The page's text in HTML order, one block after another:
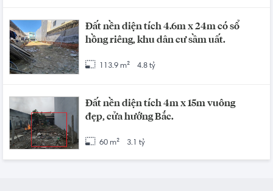
Đất nền diện tích 4.6m x 24m có sổ
hồng riêng, khu dân cư sầm uất.
113.9 m² 4.8 tỷ
Đất nền diện tích 4m x 15m vuông
đẹp, cửa hướng Bắc.
60 m² 3.1 tỷ